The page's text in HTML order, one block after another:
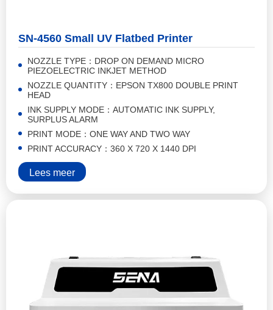
SN-4560 Small UV Flatbed Printer
NOZZLE TYPE：DROP ON DEMAND MICRO
PIEZOELECTRIC INKJET METHOD
NOZZLE QUANTITY：EPSON TX800 DOUBLE PRINT
HEAD
INK SUPPLY MODE：AUTOMATIC INK SUPPLY,
SURPLUS ALARM
PRINT MODE：ONE WAY AND TWO WAY
PRINT ACCURACY：360 X 720 X 1440 DPI
Lees meer